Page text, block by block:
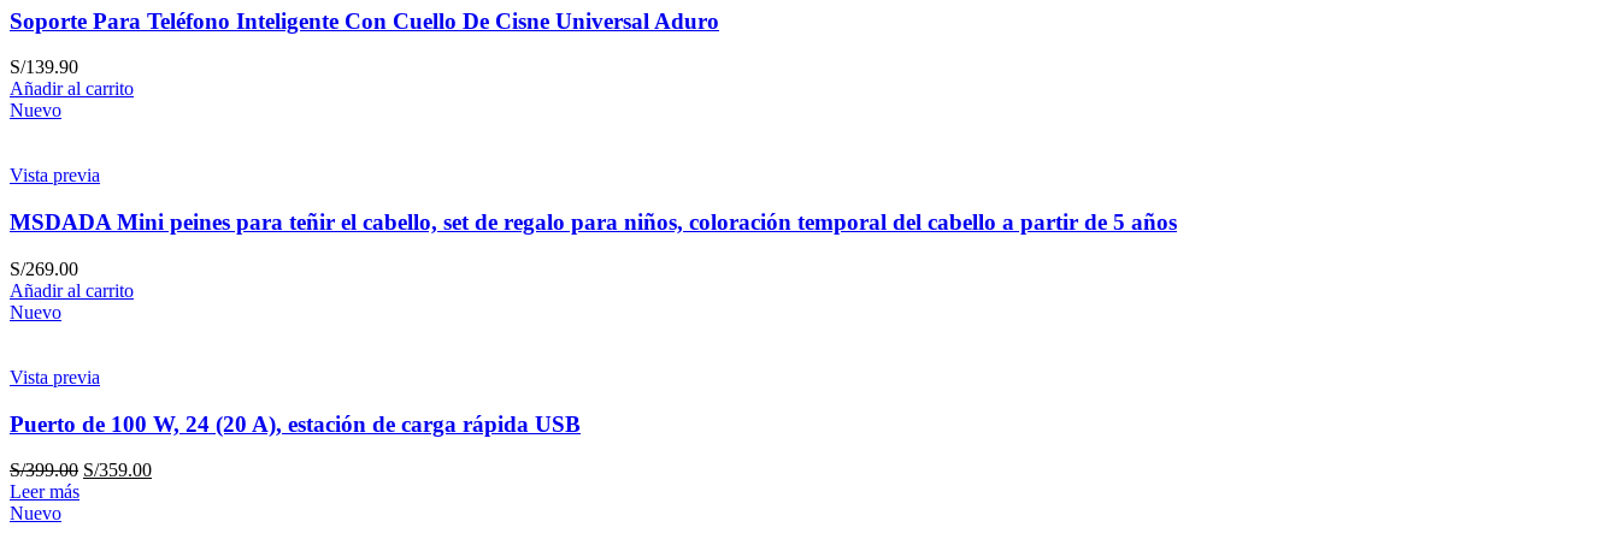
Soporte Para Teléfono Inteligente Con Cuello De Cisne Universal Aduro
S/139.90
Añadir al carrito
Nuevo
Vista previa
MSDADA Mini peines para teñir el cabello, set de regalo para niños, coloración temporal del cabello a partir de 5 años
S/269.00
Añadir al carrito
Nuevo
Vista previa
Puerto de 100 W, 24 (20 A), estación de carga rápida USB
S/399.00 S/359.00
Leer más
Nuevo